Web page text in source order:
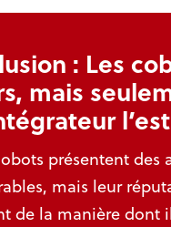
: Les
mais
présentent des
mais leur
de la manière dont